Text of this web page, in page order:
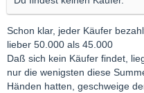
Schon klar, jeder Käufer
lieber 50.000 als 45.000
Daß sich kein Käufer findet,
nur die wenigsten diese
Händen hatten, geschweige